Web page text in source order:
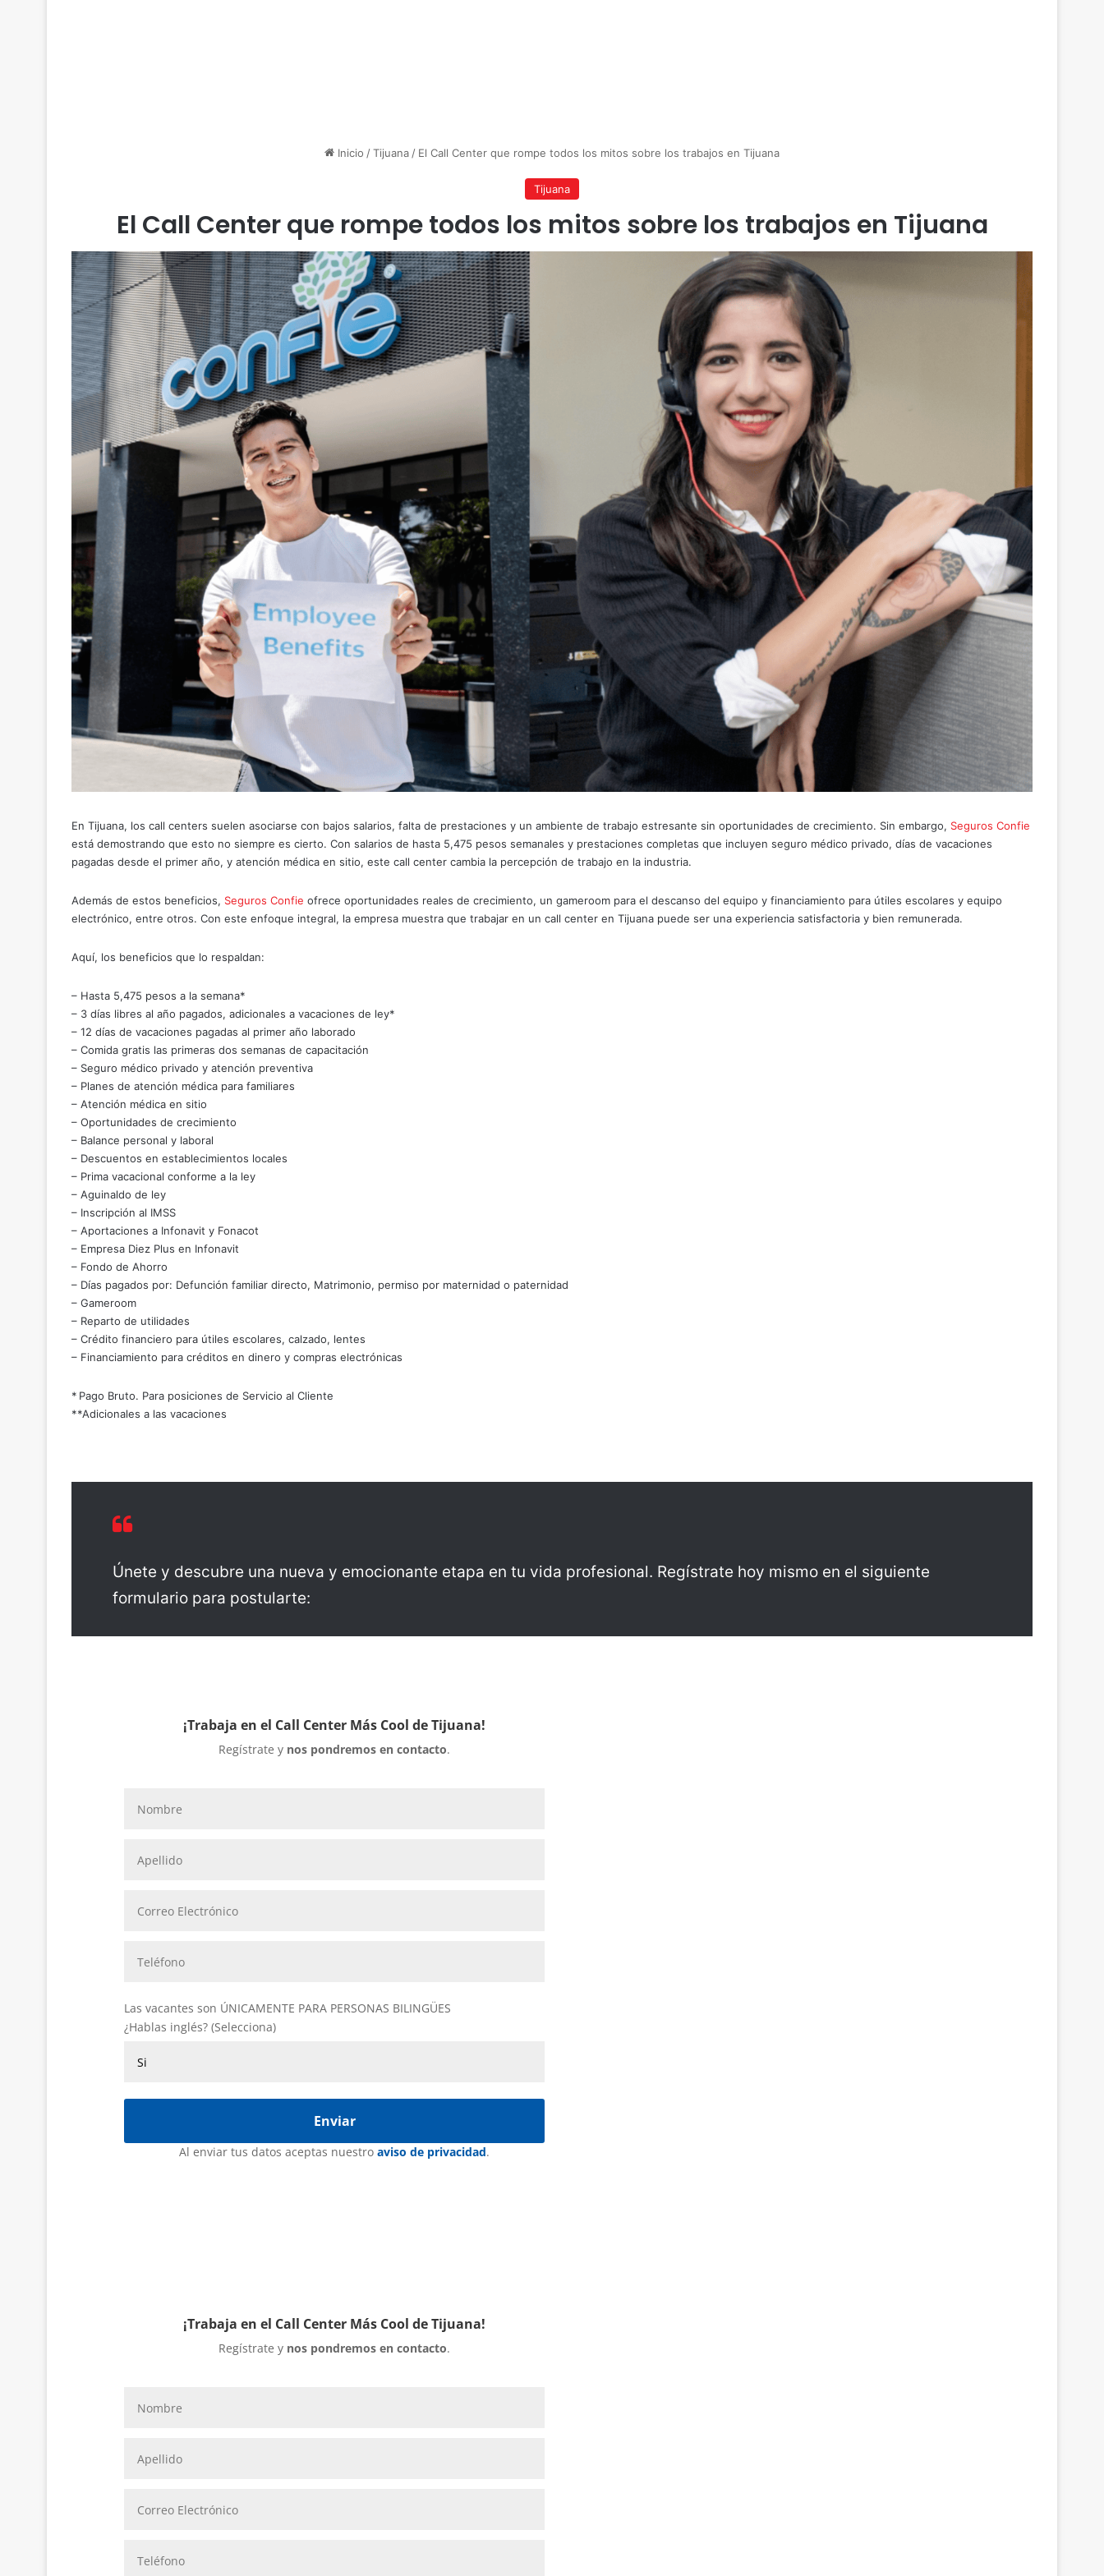
Inicio /Tijuana / El Call Center que rompe todos los mitos sobre los trabajos en Tijuana
Tijuana
El Call Center que rompe todos los mitos sobre los trabajos en Tijuana
En Tijuana, los call centers suelen asociarse con bajos salarios, falta de prestaciones y un ambiente de trabajo estresante sin oportunidades de crecimiento. Sin embargo, Seguros Confie
está demostrando que esto no siempre es cierto. Con salarios de hasta 5,475 pesos semanales y prestaciones completas que incluyen seguro médico privado, días de vacaciones
pagadas desde el primer año, y atención médica en sitio, este call center cambia la percepción de trabajo en la industria.
Además de estos beneficios, Seguros Confie ofrece oportunidades reales de crecimiento, un gameroom para el descanso del equipo y financiamiento para útiles escolares y equipo
electrónico, entre otros. Con este enfoque integral, la empresa muestra que trabajar en un call center en Tijuana puede ser una experiencia satisfactoria y bien remunerada.
Aquí, los beneficios que lo respaldan:
– Hasta 5,475 pesos a la semana*
– 3 días libres al año pagados, adicionales a vacaciones de ley*
– 12 días de vacaciones pagadas al primer año laborado
– Comida gratis las primeras dos semanas de capacitación
– Seguro médico privado y atención preventiva
– Planes de atención médica para familiares
– Atención médica en sitio
– Oportunidades de crecimiento
– Balance personal y laboral
– Descuentos en establecimientos locales
– Prima vacacional conforme a la ley
– Aguinaldo de ley
– Inscripción al IMSS
– Aportaciones a Infonavit y Fonacot
– Empresa Diez Plus en Infonavit
– Fondo de Ahorro
– Días pagados por: Defunción familiar directo, Matrimonio, permiso por maternidad o paternidad
– Gameroom
– Reparto de utilidades
– Crédito financiero para útiles escolares, calzado, lentes
– Financiamiento para créditos en dinero y compras electrónicas
* Pago Bruto. Para posiciones de Servicio al Cliente
**Adicionales a las vacaciones
Únete y descubre una nueva y emocionante etapa en tu vida profesional. Regístrate hoy mismo en el siguiente
formulario para postularte: